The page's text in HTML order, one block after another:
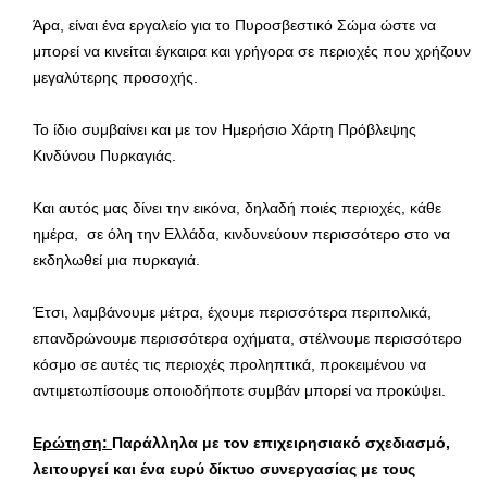
Άρα, είναι ένα εργαλείο για το Πυροσβεστικό Σώμα ώστε να
μπορεί να κινείται έγκαιρα και γρήγορα σε περιοχές που χρήζουν
μεγαλύτερης προσοχής.
Το ίδιο συμβαίνει και με τον Ημερήσιο Χάρτη Πρόβλεψης
Κινδύνου Πυρκαγιάς.
Και αυτός μας δίνει την εικόνα, δηλαδή ποιές περιοχές, κάθε
ημέρα, σε όλη την Ελλάδα, κινδυνεύουν περισσότερο στο να
εκδηλωθεί μια πυρκαγιά.
Έτσι, λαμβάνουμε μέτρα, έχουμε περισσότερα περιπολικά,
επανδρώνουμε περισσότερα οχήματα, στέλνουμε περισσότερο
κόσμο σε αυτές τις περιοχές προληπτικά, προκειμένου να
αντιμετωπίσουμε οποιοδήποτε συμβάν μπορεί να προκύψει.
Ερώτηση: Παράλληλα με τον επιχειρησιακό σχεδιασμό,
λειτουργεί και ένα ευρύ δίκτυο συνεργασίας με τους